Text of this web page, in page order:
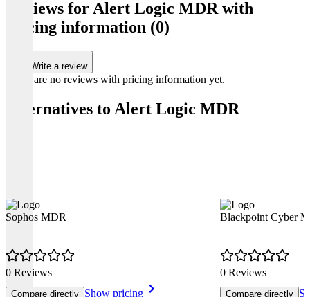
Reviews for Alert Logic MDR with
pricing information (0)
Write a review
There are no reviews with pricing information yet.
Alternatives to Alert Logic MDR
Sophos MDR
0 Reviews
Compare directly Show pricing
Blackpoint Cyber
0 Reviews
Compare directly